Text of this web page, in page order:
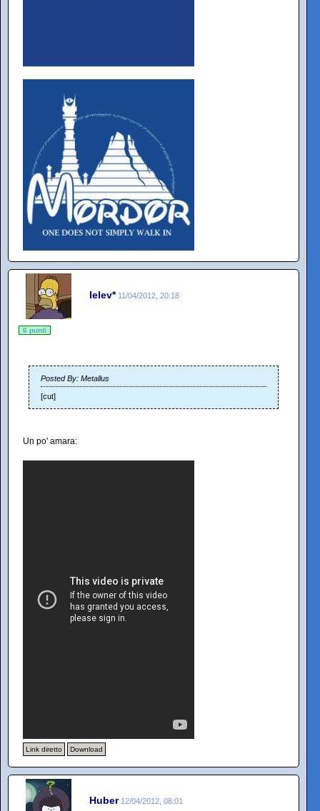
lelev* 11/04/2012, 20:18
6 punti
Posted By: Metallus
[cut]
Un po' amara:
Link diretto Download
Huber 12/04/2012, 08:01